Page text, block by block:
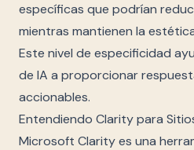
específicas que podrían
mientras mantienen la
Este nivel de especificidad
de IA a proporcionar
accionables.
Entendiendo Clarity para
Microsoft Clarity es una